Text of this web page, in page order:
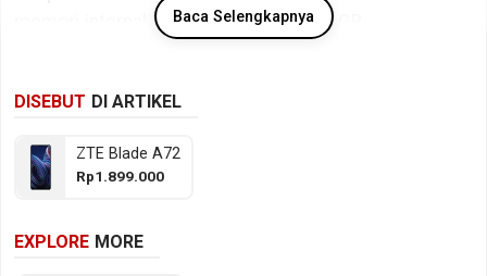
memori internal berkapasitas 64/128 GB.
Unisoc SC9863A dengan memori RAM sebesar 3 GB
kamera belakang Triple lens dan kamera depan
Single lens, sementara baterainya mengusung Li-
spesifikasi kunci ZTE Blade A72.
Baca Selengkapnya
DISEBUT DI ARTIKEL
ZTE Blade A72
Rp1.899.000
EXPLORE MORE